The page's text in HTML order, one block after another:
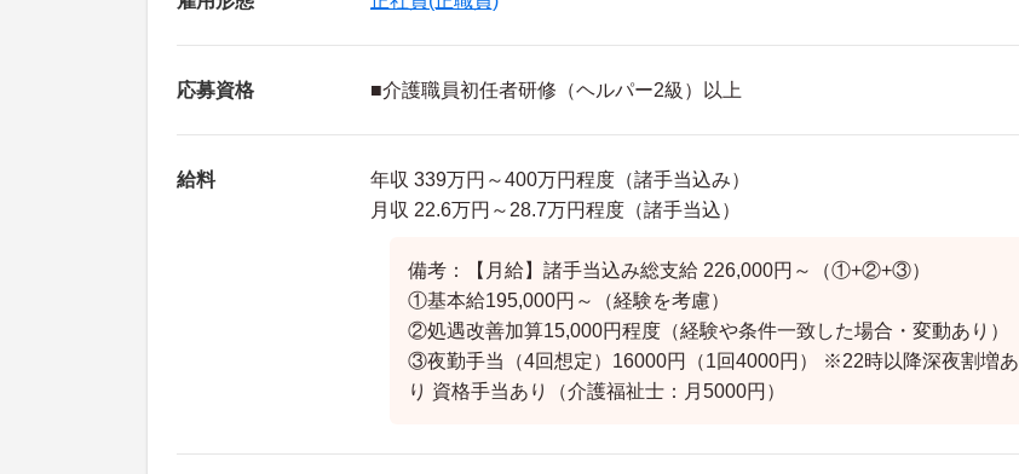
応募資格 ■介護職員初任者研修（ヘルパー2級）以上
給料
年収 339万円～400万円程度（諸手当込み）
月収 22.6万円～28.7万円程度（諸手当込）
備考：【月給】諸手当込み総支給 226,000円～（①+②+③）
①基本給195,000円～（経験を考慮）
②処遇改善加算15,000円程度（経験や条件一致した場合・変動あり）
③夜勤手当（4回想定）16000円（1回4000円） ※22時以降深夜割増あ
り 資格手当あり（介護福祉士：月5000円）